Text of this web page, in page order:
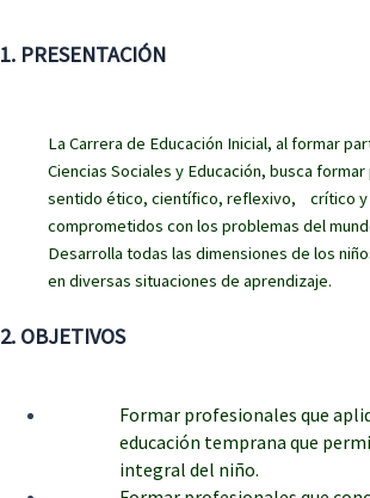
1. PRESENTACIÓN
La Carrera de Educación Inicial, al formar
Ciencias Sociales y Educación, busca
sentido ético, científico, reflexivo, crítico y
comprometidos con los problemas del
Desarrolla todas las dimensiones de los
en diversas situaciones de aprendizaje.
2. OBJETIVOS
Formar profesionales que
educación temprana que
integral del niño.